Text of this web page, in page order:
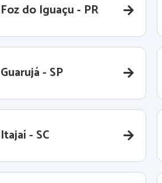
Foz do Iguaçu - PR
Guarujá - SP
Itajaí - SC